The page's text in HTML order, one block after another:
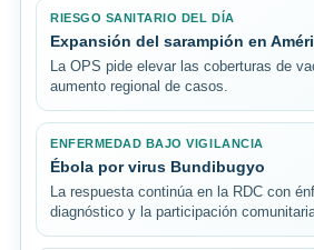
RIESGO SANITARIO DEL DÍA
Expansión del sarampión en
La OPS pide elevar las coberturas de
aumento regional de casos.
ENFERMEDAD BAJO VIGILANCIA
Ébola por virus Bundibugyo
La respuesta continúa en la RDC con
diagnóstico y la participación